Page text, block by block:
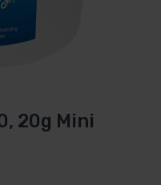
20g Mini